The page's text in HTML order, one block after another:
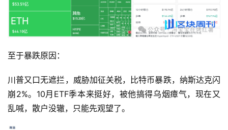
至于暴跌原因：
川普又口无遮拦，威胁加征关税，比特币暴跌，纳斯达克闪
崩2%。10月ETF季本来挺好，被他搞得乌烟瘴气，现在又
乱喊，散户没辙，只能先观望了。